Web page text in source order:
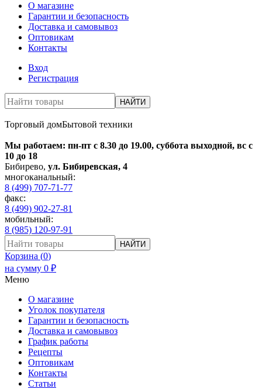
О магазине
Гарантии и безопасность
Доставка и самовывоз
Оптовикам
Контакты
Вход
Регистрация
НАЙТИ
Торговый домБытовой техники
Мы работаем: пн-пт с 8.30 до 19.00, суббота выходной, вс с
10 до 18
Бибирево, ул. Бибиревская, 4
многоканальный:
8 (499) 707-71-77
факс:
8 (499) 902-27-81
мобильный:
8 (985) 120-97-91
НАЙТИ
Корзина (0)
на сумму 0 ₽
Меню
О магазине
Уголок покупателя
Гарантии и безопасность
Доставка и самовывоз
График работы
Рецепты
Оптовикам
Контакты
Статьи